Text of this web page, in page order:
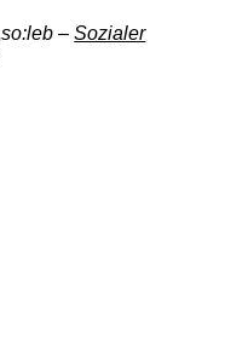
–Sozialer